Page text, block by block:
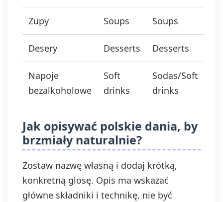
Zupy Soups Soups
Desery Desserts Desserts
Napoje
bezalkoholowe
Soft
drinks
Sodas/Soft
drinks
Jak opisywać polskie dania, by
brzmiały naturalnie?
Zostaw nazwę własną i dodaj krótką,
konkretną glosę. Opis ma wskazać
główne składniki i technikę, nie być